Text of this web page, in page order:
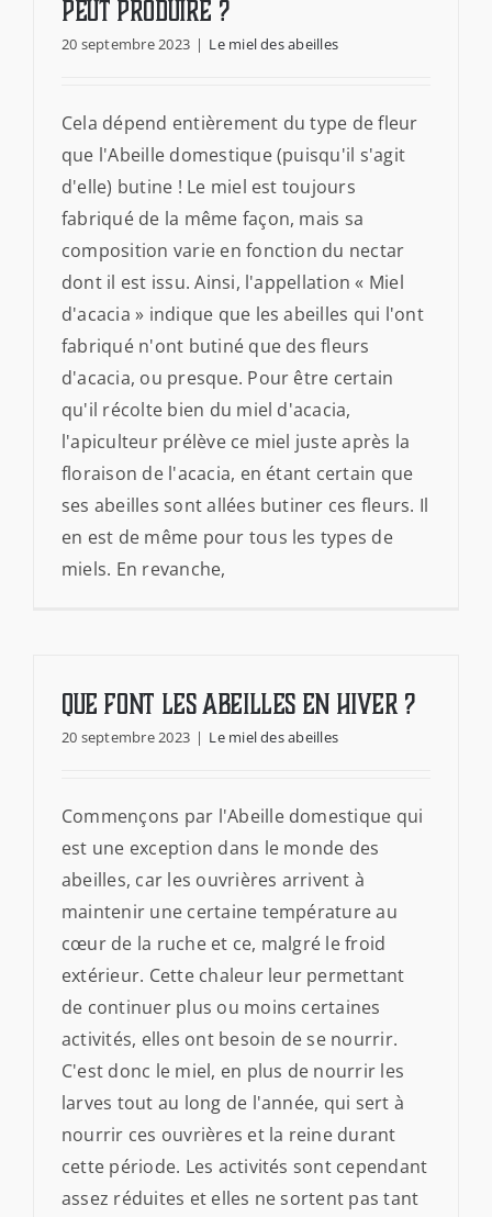
peut produire ?
20 septembre 2023 | Le miel des abeilles
Cela dépend entièrement du type de fleur
que l'Abeille domestique (puisqu'il s'agit
d'elle) butine ! Le miel est toujours
fabriqué de la même façon, mais sa
composition varie en fonction du nectar
dont il est issu. Ainsi, l'appellation « Miel
d'acacia » indique que les abeilles qui l'ont
fabriqué n'ont butiné que des fleurs
d'acacia, ou presque. Pour être certain
qu'il récolte bien du miel d'acacia,
l'apiculteur prélève ce miel juste après la
floraison de l'acacia, en étant certain que
ses abeilles sont allées butiner ces fleurs. Il
en est de même pour tous les types de
miels. En revanche,
Que font les abeilles en hiver ?
20 septembre 2023 | Le miel des abeilles
Commençons par l'Abeille domestique qui
est une exception dans le monde des
abeilles, car les ouvrières arrivent à
maintenir une certaine température au
cœur de la ruche et ce, malgré le froid
extérieur. Cette chaleur leur permettant
de continuer plus ou moins certaines
activités, elles ont besoin de se nourrir.
C'est donc le miel, en plus de nourrir les
larves tout au long de l'année, qui sert à
nourrir ces ouvrières et la reine durant
cette période. Les activités sont cependant
assez réduites et elles ne sortent pas tant